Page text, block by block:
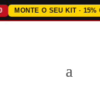
MONTE O SEU KIT · 15% OFF